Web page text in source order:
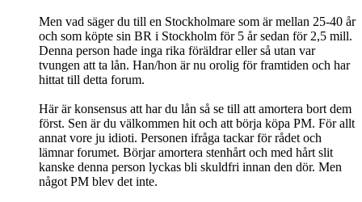
Men vad säger du till en Stockholmare som är mellan 25-40 år
och som köpte sin BR i Stockholm för 5 år sedan för 2,5 mill.
Denna person hade inga rika föräldrar eller så utan var
tvungen att ta lån. Han/hon är nu orolig för framtiden och har
hittat till detta forum.
Här är konsensus att har du lån så se till att amortera bort dem
först. Sen är du välkommen hit och att börja köpa PM. För allt
annat vore ju idioti. Personen ifråga tackar för rådet och
lämnar forumet. Börjar amortera stenhårt och med hårt slit
kanske denna person lyckas bli skuldfri innan den dör. Men
något PM blev det inte.